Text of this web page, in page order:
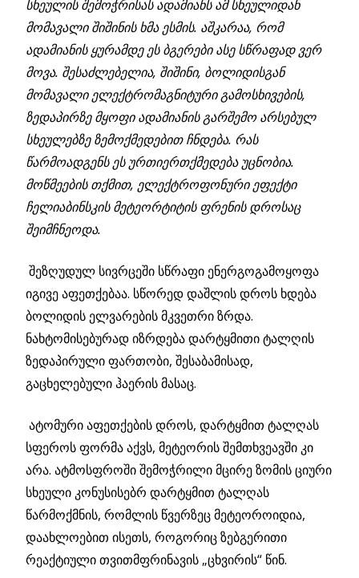
სხეულის შემოჭრისას ადამიანს ამ სხეულიდან
მომავალი შიშინის ხმა ესმის. აშკარაა, რომ
ადამიანის ყურამდე ეს ბგერები ასე სწრაფად ვერ
მოვა. შესაძლებელია, შიშინი, ბოლიდისგან
მომავალი ელექტრომაგნიტური გამოსხივების,
ზედაპირზე მყოფი ადამიანის გარშემო არსებულ
სხეულებზე ზემოქმედებით ჩნდება. რას
წარმოადგენს ეს ურთიერთქმედება უცნობია.
მოწმეების თქმით, ელექტროფონური ეფექტი
ჩელიაბინსკის მეტეორტიტის ფრენის დროსაც
შეიმჩნეოდა.
შეზღუდულ სივრცეში სწრაფი ენერგოგამოყოფა
იგივე აფეთქებაა. სწორედ დაშლის დროს ხდება
ბოლიდის ელვარების მკვეთრი ზრდა.
ნახტომისებურად იზრდება დარტყმითი ტალღის
ზედაპირული ფართობი, შესაბამისად,
გაცხელებული ჰაერის მასაც.
ატომური აფეთქების დროს, დარტყმით ტალღას
სფეროს ფორმა აქვს, მეტეორის შემთხვეავში კი
არა. ატმოსფროში შემოჭრილი მცირე ზომის ციური
სხეული კონუსისებრ დარტყმით ტალღას
წარმოქმნის, რომლის წვერზეც მეტეოროიდია,
დაახლოებით ისეთს, როგორიც ზებგერითი
რეაქტიული თვითმფრინავის „ცხვირის“ წინ.